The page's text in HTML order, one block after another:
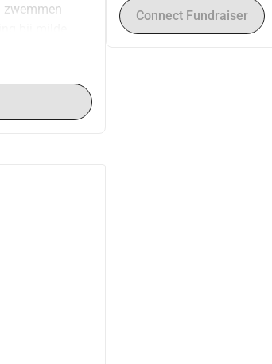
zwemmen
van mentale
wordt
Connect Fundraiser